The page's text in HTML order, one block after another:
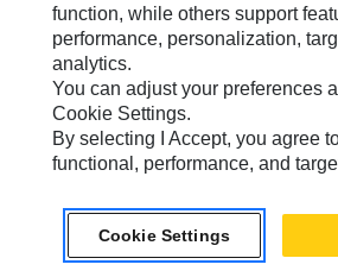
Cookie Settings
Legal
Privacidade
Portuguese
reservados.
function, while others support
performance, personalization,
analytics.
You can adjust your preferences
Cookie Settings.
By selecting I Accept, you agree
functional, performance, and
Cookie Settings